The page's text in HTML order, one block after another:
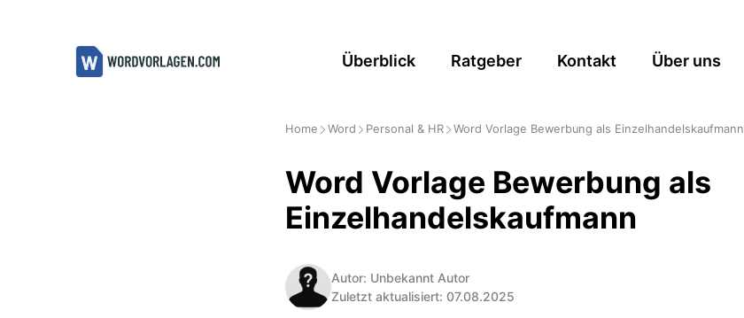
Überblick Ratgeber Kontakt Über uns
Home Word Personal & HR Word Vorlage Bewerbung als Einzelhandelskaufmann
Word Vorlage Bewerbung als
Einzelhandelskaufmann
Autor: Unbekannt Autor
Zuletzt aktualisiert: 07.08.2025